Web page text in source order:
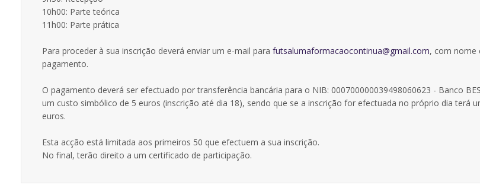
10h00: Parte teórica
11h00: Parte prática
Para proceder à sua inscrição deverá enviar um e-mail para futsalumaformacaocontinua@gmail.com, com nome
pagamento.
O pagamento deverá ser efectuado por transferência bancária para o NIB: 000700000039498060623 - Banco
um custo simbólico de 5 euros (inscrição até dia 18), sendo que se a inscrição for efectuada no próprio dia terá
euros.
Esta acção está limitada aos primeiros 50 que efectuem a sua inscrição.
No final, terão direito a um certificado de participação.